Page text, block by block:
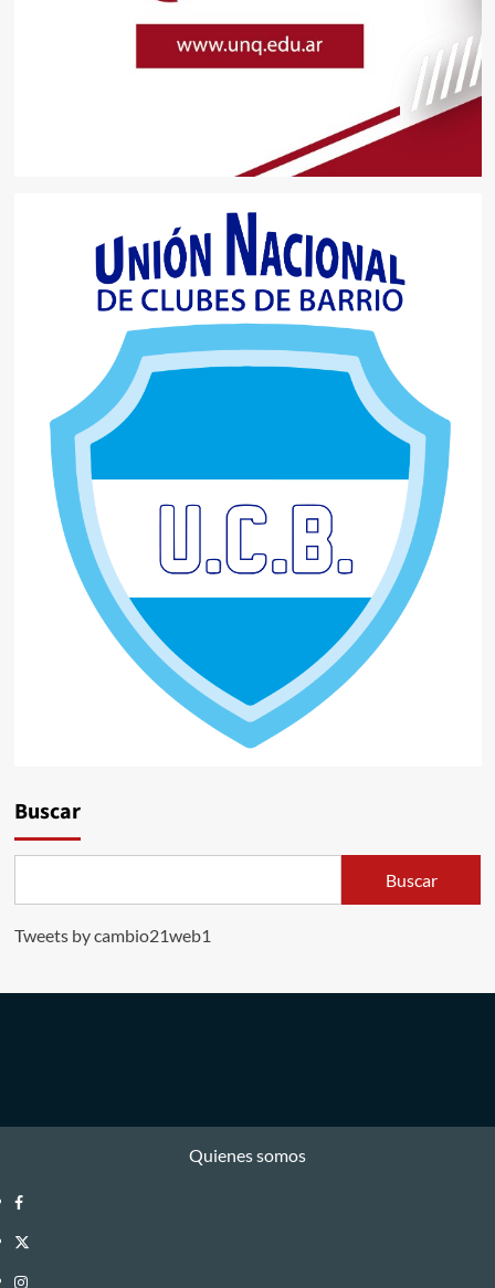
Buscar
Buscar
Tweets by cambio21web1
Quienes somos
Facebook
Twitter
Instagram